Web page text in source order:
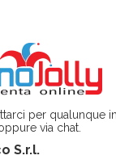
per qualunque
via chat.
S.r.l.